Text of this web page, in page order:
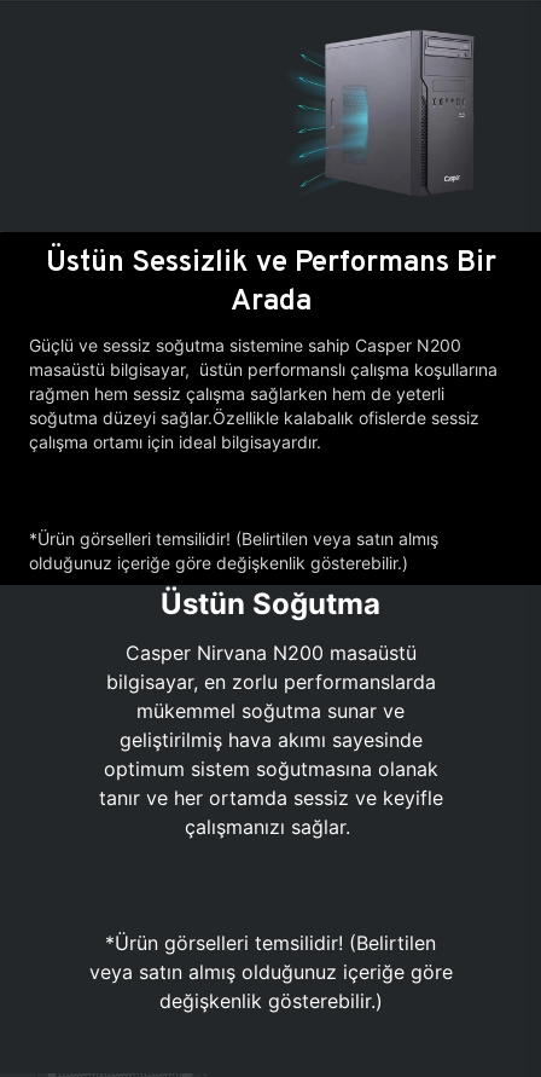
Üstün Sessizlik ve Performans Bir
Arada
Güçlü ve sessiz soğutma sistemine sahip Casper N200
masaüstü bilgisayar, üstün performanslı çalışma koşullarına
rağmen hem sessiz çalışma sağlarken hem de yeterli
soğutma düzeyi sağlar.Özellikle kalabalık ofislerde sessiz
çalışma ortamı için ideal bilgisayardır.
*Ürün görselleri temsilidir! (Belirtilen veya satın almış
olduğunuz içeriğe göre değişkenlik gösterebilir.)
Üstün Soğutma
Casper Nirvana N200 masaüstü
bilgisayar, en zorlu performanslarda
mükemmel soğutma sunar ve
geliştirilmiş hava akımı sayesinde
optimum sistem soğutmasına olanak
tanır ve her ortamda sessiz ve keyifle
çalışmanızı sağlar.
*Ürün görselleri temsilidir! (Belirtilen
veya satın almış olduğunuz içeriğe göre
değişkenlik gösterebilir.)